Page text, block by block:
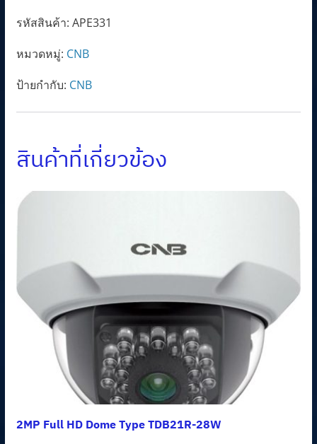
รหัสสินค้า: APE331
หมวดหมู่: CNB
ป้ายกำกับ: CNB
สินค้าที่เกี่ยวข้อง
2MP Full HD Dome Type TDB21R-28W